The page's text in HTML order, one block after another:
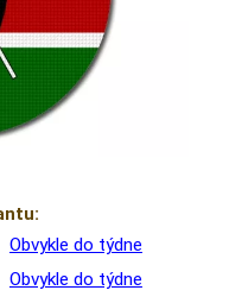
Obvykle do týdne
Obvykle do týdne